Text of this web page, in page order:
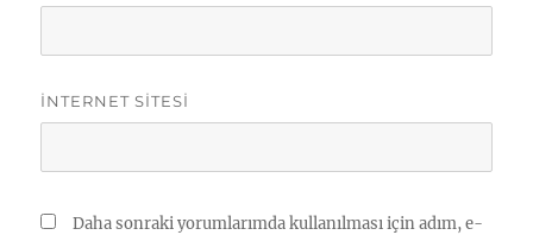
İNTERNET SITESI
Daha sonraki yorumlarımda kullanılması için adım, e-